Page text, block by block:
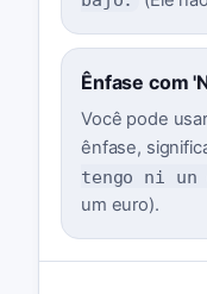
Ênfase com
Você pode
ênfase,
tengo ni un
um euro).